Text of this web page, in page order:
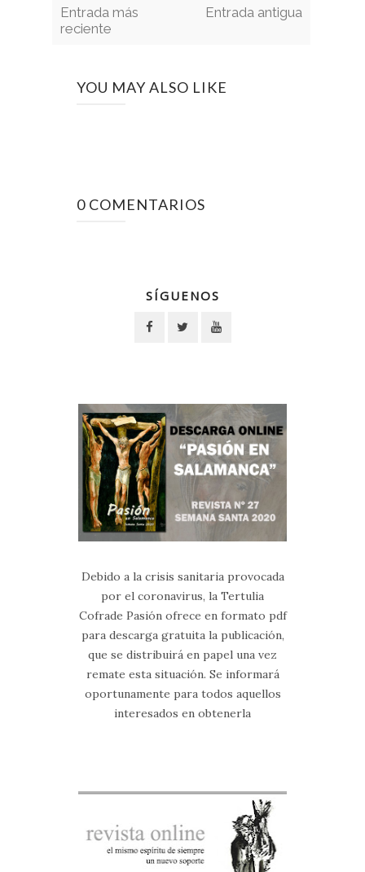
Entrada más
reciente
Entrada antigua
YOU MAY ALSO LIKE
0 COMENTARIOS
SÍGUENOS
Debido a la crisis sanitaria provocada
por el coronavirus, la Tertulia
Cofrade Pasión ofrece en formato pdf
para descarga gratuita la publicación,
que se distribuirá en papel una vez
remate esta situación. Se informará
oportunamente para todos aquellos
interesados en obtenerla